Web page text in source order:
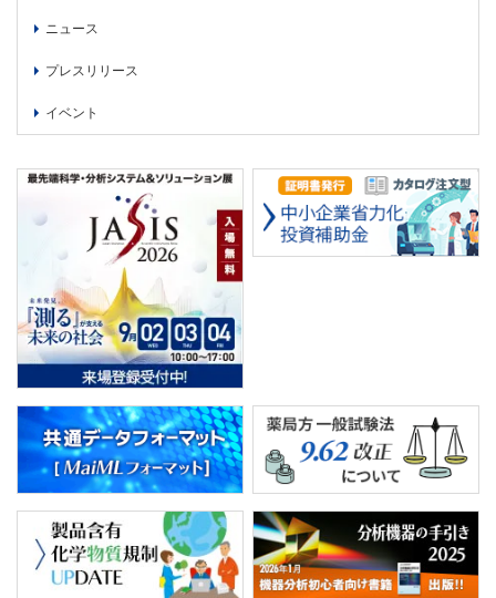
プレスリリース
ニュース
プレスリリース
イベント